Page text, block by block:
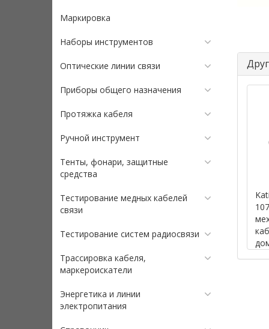
Маркировка
Наборы инструментов
Оптические линии связи
Приборы общего назначения
Протяжка кабеля
Ручной инструмент
Тенты, фонари, защитные
средства
Тестирование медных кабелей
связи
Тестирование систем радиосвязи
Трассировка кабеля,
маркероискатели
Энергетика и линии
электропитания